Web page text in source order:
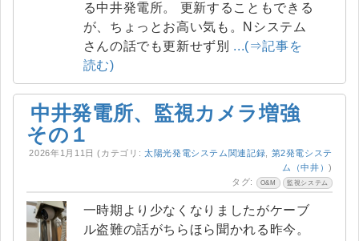
る中井発電所。 更新することもできる
が、ちょっとお高い気も。Nシステム
さんの話でも更新せず別 ...(⇒記事を
読む)
中井発電所、監視カメラ増強
その１
2026年1月11日 (カテゴリ: 太陽光発電システム関連記録
第2発電システ
ム（中井）)
タグ:
O&M 監視システム
一時期より少なくなりましたがケーブ
ル盗難の話がちらほら聞かれる昨今。